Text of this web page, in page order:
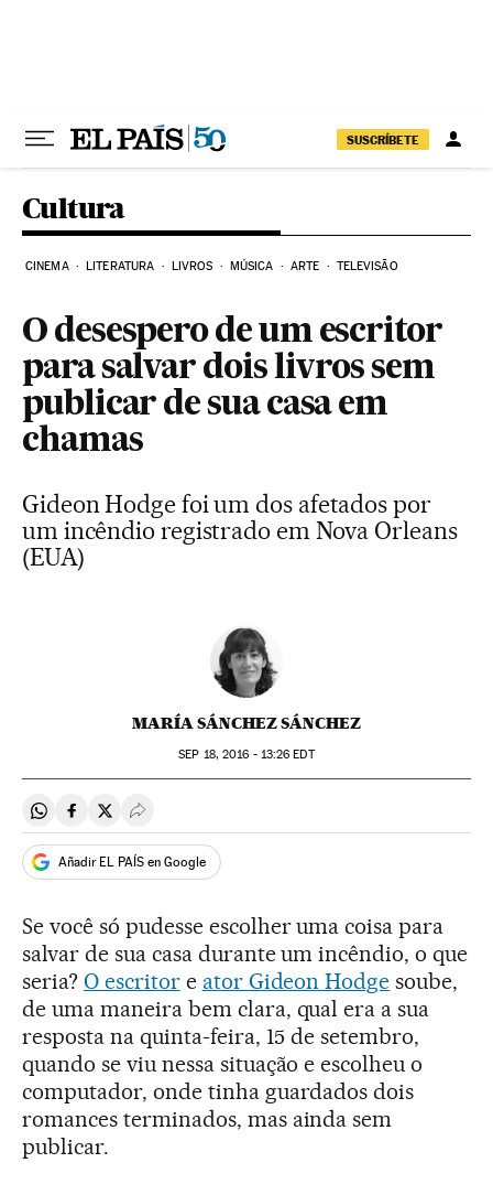
SUSCRÍBETE
Cultura
CINEMA LITERATURA LIVROS MÚSICA ARTE TELEVISÃO
O desespero de um escritor
para salvar dois livros sem
publicar de sua casa em
chamas
Gideon Hodge foi um dos afetados por
um incêndio registrado em Nova Orleans
(EUA)
MARÍA SÁNCHEZ SÁNCHEZ
SEP 18, 2016 - 13:26 EDT
Compartir en Whatsapp
Compartir en Facebook
Compartir en Twitter
Desplegar Redes Sociales
Añadir EL PAÍS en Google
Se você só pudesse escolher uma coisa para
salvar de sua casa durante um incêndio, o que
seria? O escritore ator Gideon Hodge soube,
de uma maneira bem clara, qual era a sua
resposta na quinta-feira, 15 de setembro,
quando se viu nessa situação e escolheu o
computador, onde tinha guardados dois
romances terminados, mas ainda sem
publicar.